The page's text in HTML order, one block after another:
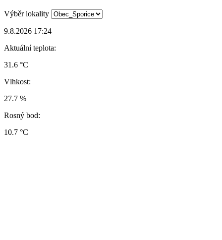
Výběr lokality
9.8.2026 17:24
Aktuální teplota:
31.6 °C
Vlhkost:
27.7 %
Rosný bod:
10.7 °C